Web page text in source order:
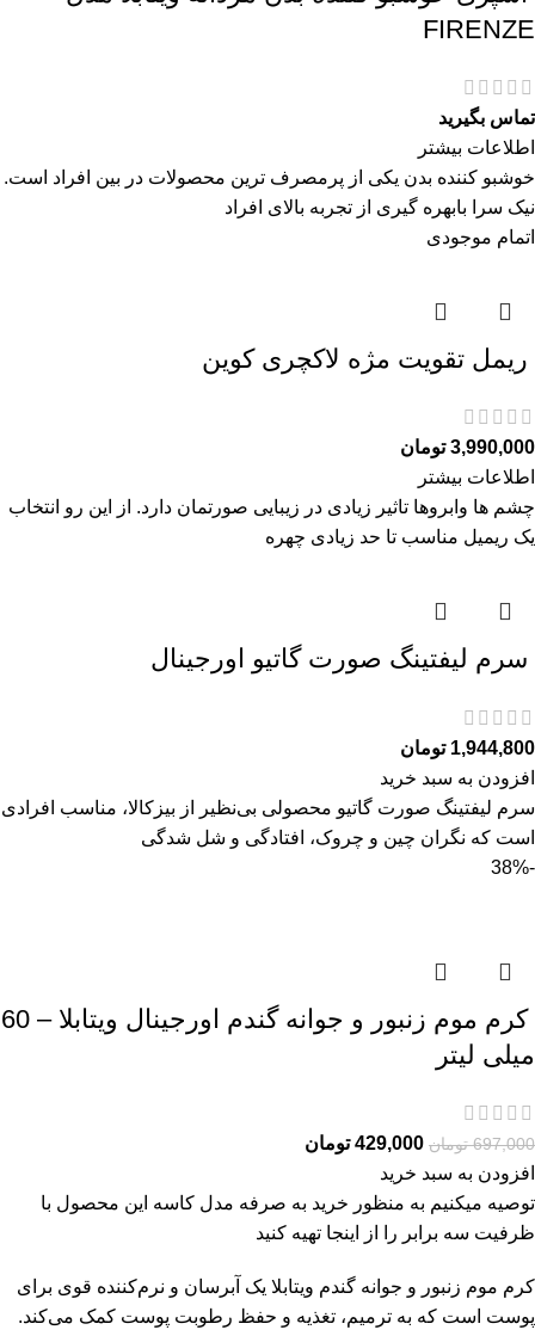
FIRENZE
تماس بگیرید
اطلاعات بیشتر
خوشبو کننده بدن یکی از پرمصرف ترین محصولات در بین افراد است.
نیک سرا بابهره گیری از تجربه بالای افراد
اتمام موجودی
ريمل تقويت مژه لاكچری كوين
3,990,000 تومان
اطلاعات بیشتر
چشم ها وابروها تاثیر زیادی در زیبایی صورتمان دارد. از این رو انتخاب
یک ریمیل مناسب تا حد زیادی چهره
سرم ليفتينگ صورت گاتیو اورجینال
1,944,800 تومان
افزودن به سبد خرید
سرم ليفتينگ صورت گاتیو محصولی بی‌نظیر از بیزکالا، مناسب افرادی
است که نگران چین و چروک، افتادگی و شل‌ شدگی
-38%
کرم موم زنبور و جوانه گندم اورجینال ویتابلا – 60
میلی لیتر
697,000 تومان 429,000 تومان
افزودن به سبد خرید
توصیه میکنیم به منظور خرید به صرفه مدل کاسه این محصول با
ظرفیت سه برابر را از
اینجا تهیه کنید
کرم موم زنبور و جوانه گندم ویتابلا یک آبرسان و نرم‌کننده قوی برای
پوست است که به ترمیم، تغذیه و حفظ رطوبت پوست کمک می‌کند.